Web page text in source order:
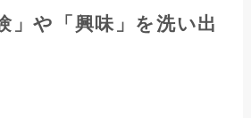
」や「興味」を洗い出